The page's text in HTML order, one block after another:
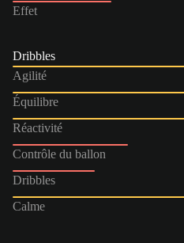
Effet
Dribbles
Agilité
Équilibre
Réactivité
Contrôle du ballon
Dribbles
Calme